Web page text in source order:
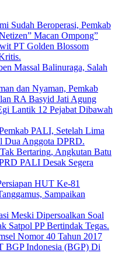
Sudah Beroperasi, Pemkab
Macan Ompong”
PT Golden Blossom
Massal Balinuraga, Salah
dan Nyaman, Pemkab
RA Basyid Jati Agung
Lantik 12 Pejabat Dibawah
PALI, Setelah Lima
Dua Anggota DPRD.
Bertaring, Angkutan Batu
PALI Desak Segera
HUT Ke-81
Sampaikan
Meski Dipersoalkan Soal
Satpol PP Bertindak Tegas.
Nomor 40 Tahun 2017
BGP Indonesia (BGP) Di